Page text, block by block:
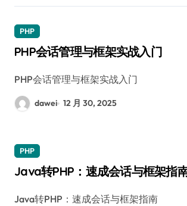
PHP
PHP会话管理与框架实战入门
PHP会话管理与框架实战入门
dawei 12 月 30, 2025
PHP
Java转PHP：速成会话与框架指
Java转PHP：速成会话与框架指南